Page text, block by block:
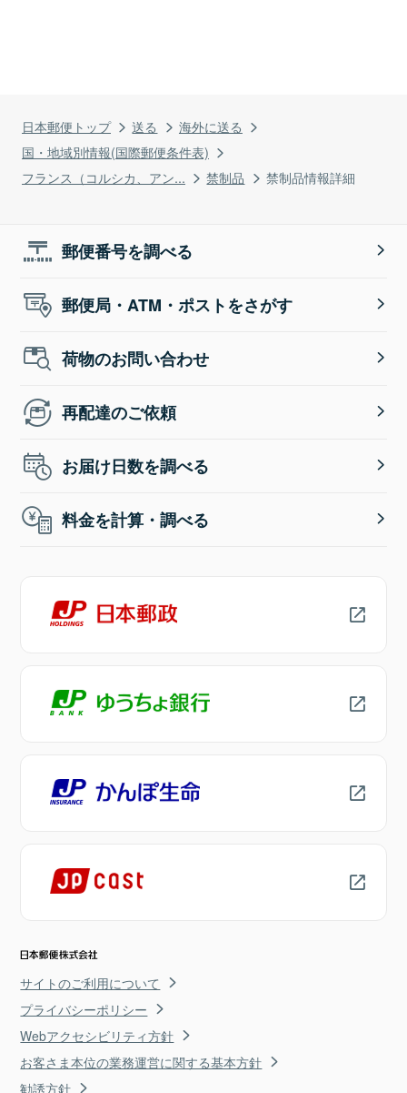
日本郵便トップ 送る
海外に送る
国・地域別情報(国際郵便条件表)
フランス（コルシカ、アン...
禁制品 禁制品情報詳細
郵便番号を調べる
郵便局・ATM・ポストをさがす
荷物のお問い合わせ
再配達のご依頼
お届け日数を調べる
料金を計算・調べる
サイトのご利用について
プライバシーポリシー
Webアクセシビリティ方針
お客さま本位の業務運営に関する基本方針
勧誘方針